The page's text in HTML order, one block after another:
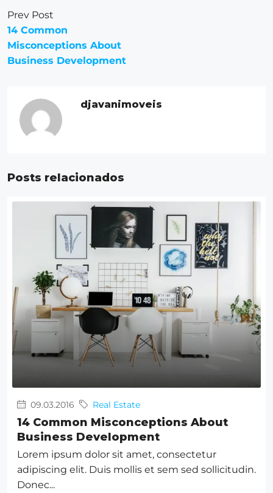
Prev Post
14 Common
Misconceptions About
Business Development
djavanimoveis
Posts relacionados
09.03.2016 Real Estate
14 Common Misconceptions About
Business Development
Lorem ipsum dolor sit amet, consectetur
adipiscing elit. Duis mollis et sem sed sollicitudin.
Donec...